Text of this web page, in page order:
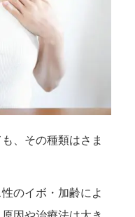
、その種類はさま
のイボ・加齢によ